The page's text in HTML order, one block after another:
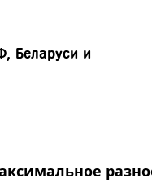
Беларуси и